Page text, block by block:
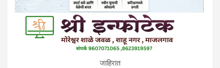
जाहिरात